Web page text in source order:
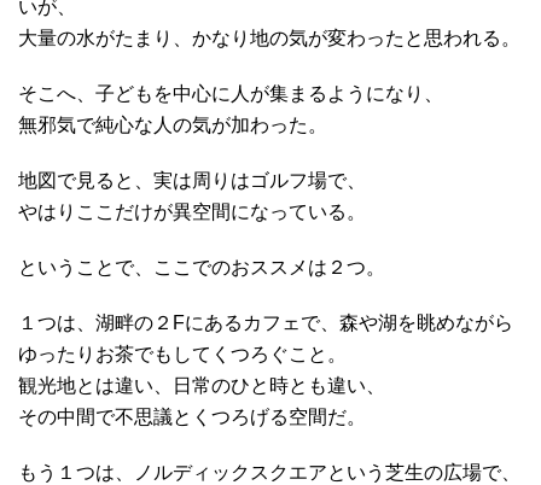
いが、
大量の水がたまり、かなり地の気が変わったと思われる。
そこへ、子どもを中心に人が集まるようになり、
無邪気で純心な人の気が加わった。
地図で見ると、実は周りはゴルフ場で、
やはりここだけが異空間になっている。
ということで、ここでのおススメは２つ。
１つは、湖畔の２Fにあるカフェで、森や湖を眺めながら
ゆったりお茶でもしてくつろぐこと。
観光地とは違い、日常のひと時とも違い、
その中間で不思議とくつろげる空間だ。
もう１つは、ノルディックスクエアという芝生の広場で、